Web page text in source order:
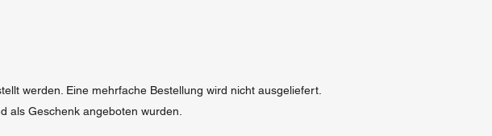
werden. Eine mehrfache Bestellung wird nicht ausgeliefert.
als Geschenk angeboten wurden.